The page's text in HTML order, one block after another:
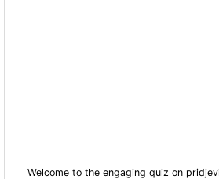
Welcome to the engaging quiz on